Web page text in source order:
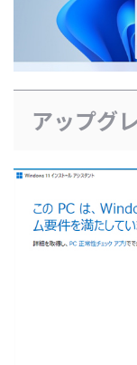
アップグ